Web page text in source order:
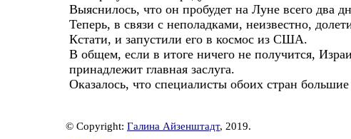
Выяснилось, что он пробудет на Луне всего два
Теперь, в связи с неполадками, неизвестно,
Кстати, и запустили его в космос из США.
В общем, если в итоге ничего не получится,
принадлежит главная заслуга.
Оказалось, что специалисты обоих стран
© Copyright: Галина Айзенштадт, 2019.